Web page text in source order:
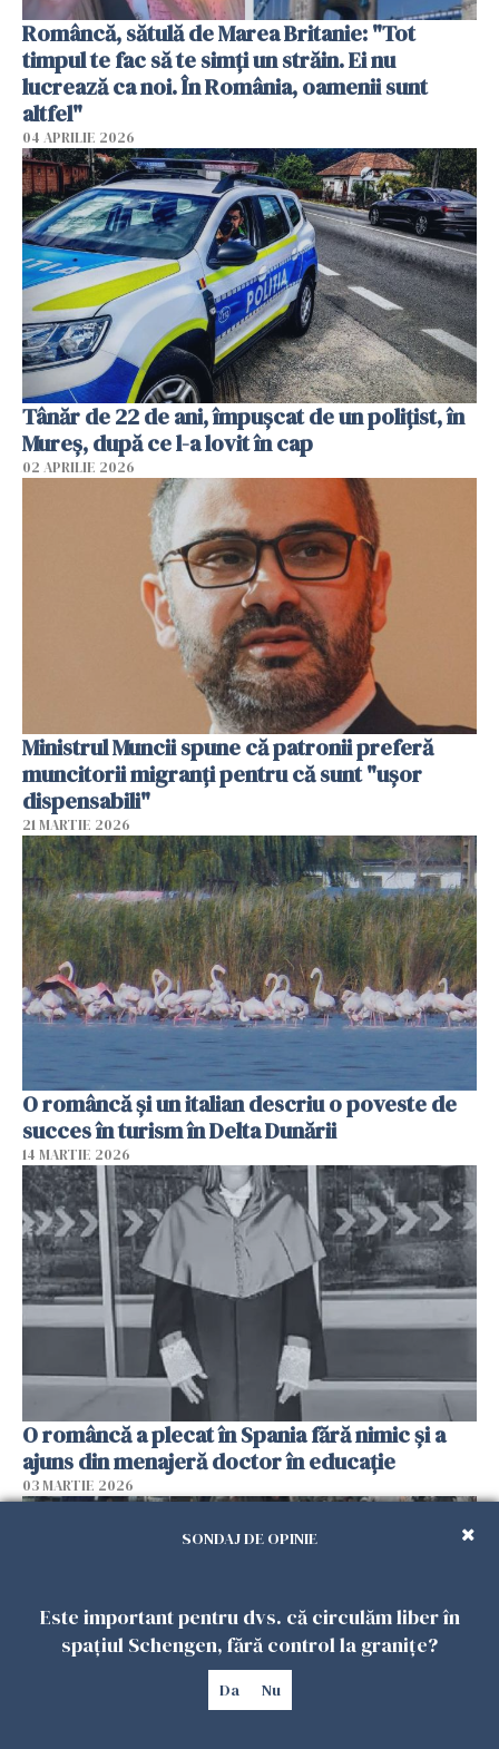
Româncă, sătulă de Marea Britanie: "Tot
timpul te fac să te simți un străin. Ei nu
lucrează ca noi. În România, oamenii sunt
altfel"
04 APRILIE 2026
Tânăr de 22 de ani, împușcat de un polițist, în
Mureș, după ce l-a lovit în cap
02 APRILIE 2026
Ministrul Muncii spune că patronii preferă
muncitorii migranți pentru că sunt "uşor
dispensabili"
21 MARTIE 2026
O româncă și un italian descriu o poveste de
succes în turism în Delta Dunării
14 MARTIE 2026
O româncă a plecat în Spania fără nimic și a
ajuns din menajeră doctor în educație
03 MARTIE 2026
SONDAJ DE OPINIE
Este important pentru dvs. că circulăm liber în
spațiul Schengen, fără control la granițe?
Da Nu